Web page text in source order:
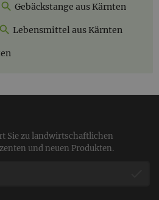
Gebäckstange aus Kärnten
Lebensmittel aus Kärnten
Sie zu landwirtschaftlichen
und neuen Produkten.